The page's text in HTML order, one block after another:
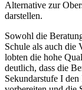
Alternative zur
darstellen.
Sowohl die
Schule als auch die
lobten die hohe
deutlich, dass die
Sekundarstufe I